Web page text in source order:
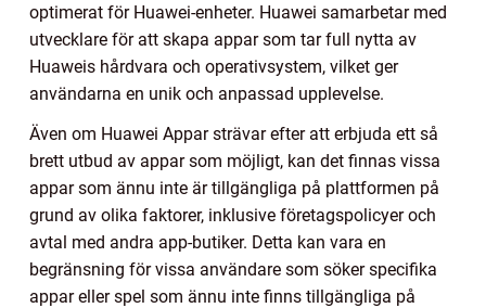
optimerat för Huawei-enheter. Huawei samarbetar med
utvecklare för att skapa appar som tar full nytta av
Huaweis hårdvara och operativsystem, vilket ger
användarna en unik och anpassad upplevelse.
Även om Huawei Appar strävar efter att erbjuda ett så
brett utbud av appar som möjligt, kan det finnas vissa
appar som ännu inte är tillgängliga på plattformen på
grund av olika faktorer, inklusive företagspolicyer och
avtal med andra app-butiker. Detta kan vara en
begränsning för vissa användare som söker specifika
appar eller spel som ännu inte finns tillgängliga på